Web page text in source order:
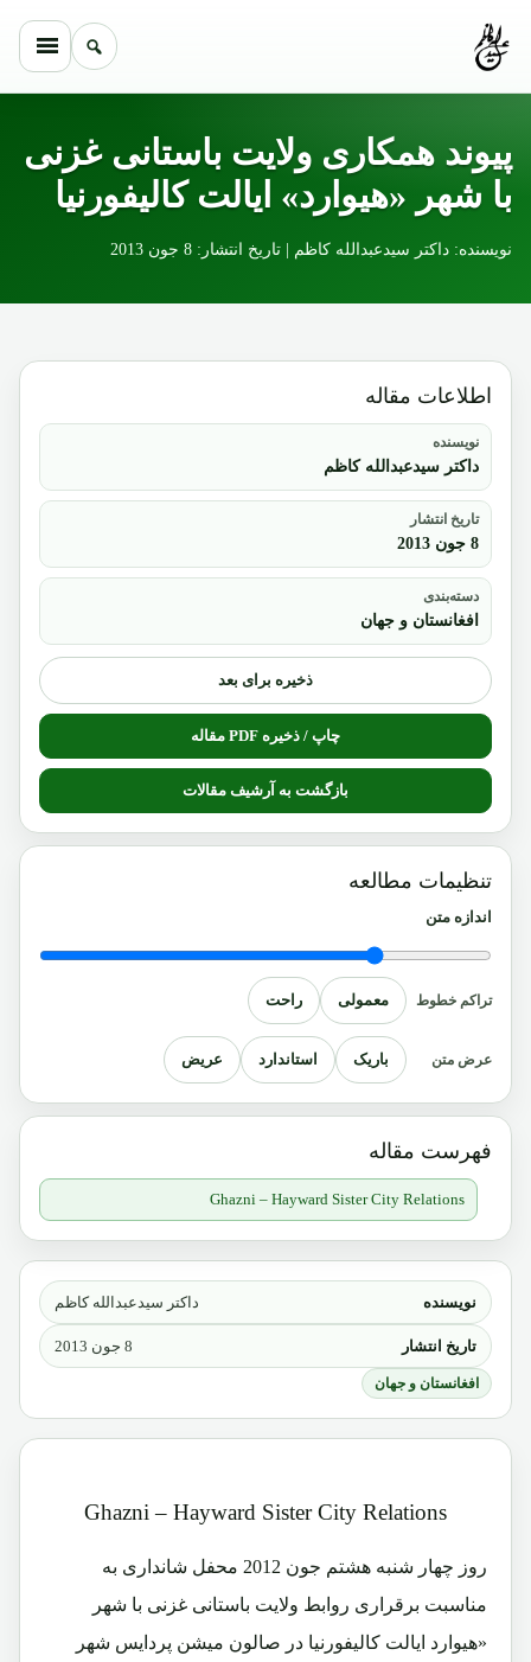
پیوند همکاری ولایت باستانی غزنی
با شهر «هیوارد» ایالت کالیفورنیا
نویسنده: داکتر سیدعبدالله کاظم | تاریخ انتشار: 8 جون 2013
نویسنده داکتر سیدعبدالله کاظم
تاریخ انتشار 8 جون 2013
افغانستان و جهان
Ghazni – Hayward Sister City Relations
روز چهار شنبه هشتم جون 2012 محفل شانداری به
مناسبت برقراری روابط ولایت باستانی غزنی با شهر
«هیوارد ایالت کالیفورنیا در صالون میشن پردایس شهر
اطلاعات مقاله
نویسنده
داکتر سیدعبدالله کاظم
تاریخ انتشار
8 جون 2013
دسته‌بندی
افغانستان و جهان
ذخیره برای بعد
چاپ / ذخیره PDF مقاله
بازگشت به آرشیف مقالات
تنظیمات مطالعه
اندازه متن
تراکم خطوط معمولی راحت
عرض متن باریک استاندارد عریض
فهرست مقاله
Ghazni – Hayward Sister City Relations